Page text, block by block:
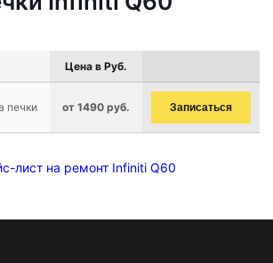
Цена в Руб.
печки от 1490 руб. Записаться
лист на ремонт Infiniti Q60